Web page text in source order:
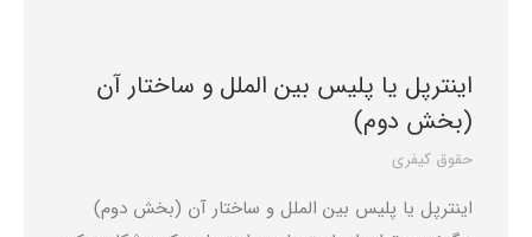
اینترپل یا پلیس بین الملل و ساختار آن
(بخش دوم)
حقوق کیفری
اینترپل یا پلیس بین الملل و ساختار آن (بخش دوم)